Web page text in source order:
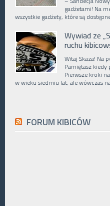
gadżetami! Na
wszystkie gadżety, które są
Wywiad ze
ruchu
Witaj Skaza! Na
Pamiętasz kiedy
Pierwsze kroki
w wieku siedmiu lat, ale wówczas
FORUM KIBICÓW